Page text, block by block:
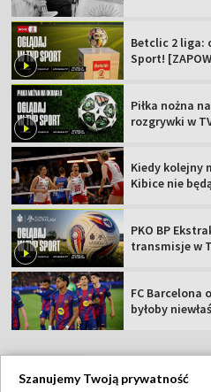
Betclic 2 liga:
Sport!
Piłka nożna
rozgrywki w
Kiedy kolejny
Kibice nie
PKO BP
transmisje w
FC Barcelona
byłoby
Szanujemy Twoją prywatność